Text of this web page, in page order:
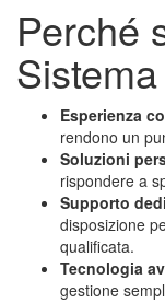
Perché
Esperienza
rendono un
Soluzioni
rispondere a
Supporto
disposizione
qualificata.
Tecnologia
gestione